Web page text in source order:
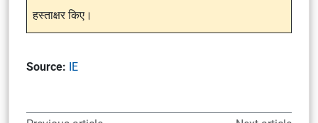
हस्ताक्षर किए।
Source: IE